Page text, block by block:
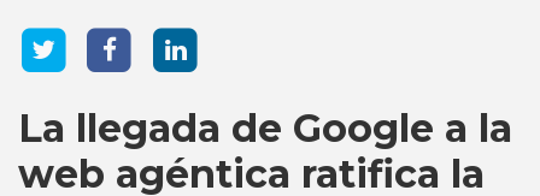
La llegada de Google a la
web agéntica ratifica la